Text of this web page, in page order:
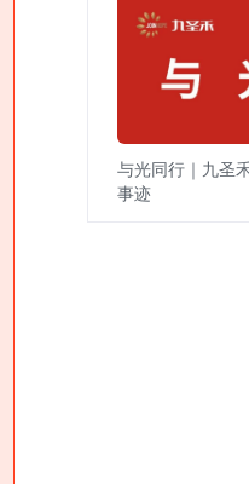
与光同行｜九圣
事迹